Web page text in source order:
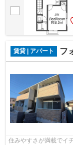
賃貸 | アパート フ
住みやすさが満載でイ